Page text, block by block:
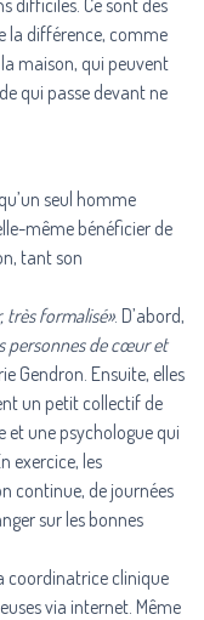
difficiles. Ce sont des
la différence, comme
maison, qui peuvent
qui passe devant ne
seul homme
même bénéficier de
tant son
très formalisé». D’abord,
personnes de cœur et
Gendron. Ensuite, elles
un petit collectif de
et une psychologue qui
exercice, les
continue, de journées
sur les bonnes
coordinatrice clinique
via internet. Même